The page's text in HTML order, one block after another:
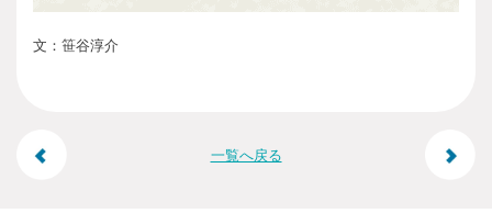
文：笹谷淳介
投
一覧へ戻る